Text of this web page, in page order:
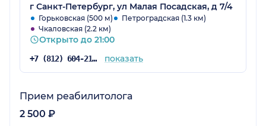
г Санкт-Петербург, ул Малая Посадская, д 7/4
Горьковская (500 м)
Петроградская (1.3 км)
Чкаловская (2.2 км)
Открыто до 21:00
+7 (812) 604-21-66 показать
Прием реабилитолога
2 500 ₽